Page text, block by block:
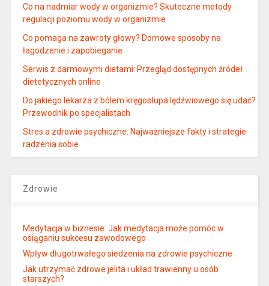
Co na nadmiar wody w organizmie? Skuteczne metody
regulacji poziomu wody w organizmie
Co pomaga na zawroty głowy? Domowe sposoby na
łagodzenie i zapobieganie
Serwis z darmowymi dietami: Przegląd dostępnych źródeł
dietetycznych online
Do jakiego lekarza z bólem kręgosłupa lędźwiowego się udać?
Przewodnik po specjalistach
Stres a zdrowie psychiczne: Najważniejsze fakty i strategie
radzenia sobie
Zdrowie
Medytacja w biznesie: Jak medytacja może pomóc w
osiąganiu sukcesu zawodowego
Wpływ długotrwałego siedzenia na zdrowie psychiczne
Jak utrzymać zdrowe jelita i układ trawienny u osób
starszych?